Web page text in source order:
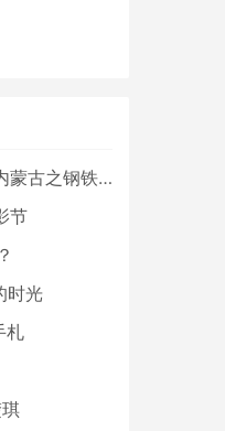
铁骄子，魅力包头
节
时光
札